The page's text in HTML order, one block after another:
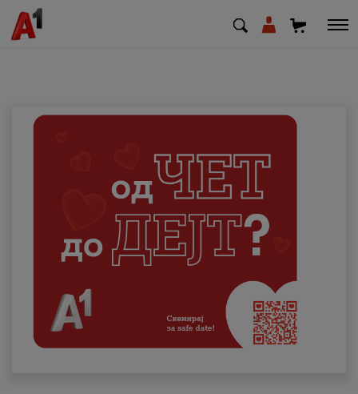
Деловни
Поддршка
Надополни кредит
Плати сметка